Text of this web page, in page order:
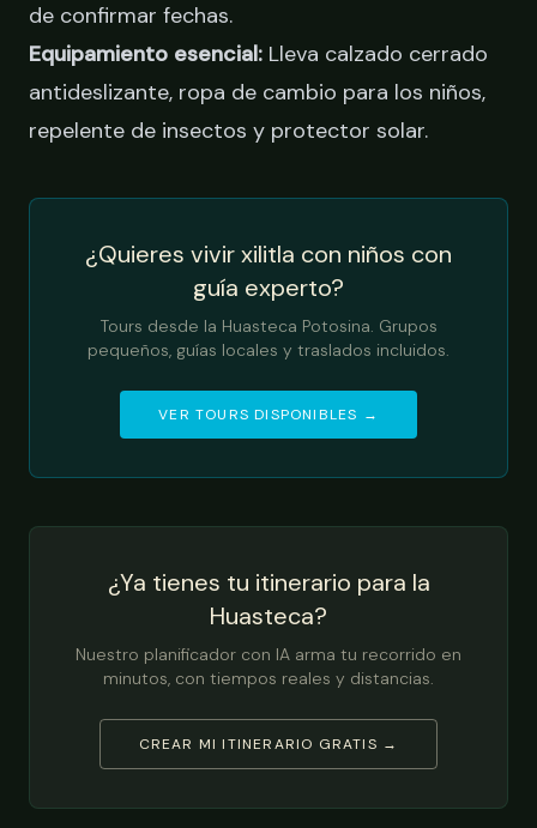
de confirmar fechas.
Equipamiento esencial: Lleva calzado cerrado
antideslizante, ropa de cambio para los niños,
repelente de insectos y protector solar.
¿Quieres vivir xilitla con niños con
guía experto?
Tours desde la Huasteca Potosina. Grupos
pequeños, guías locales y traslados incluidos.
VER TOURS DISPONIBLES →
¿Ya tienes tu itinerario para la
Huasteca?
Nuestro planificador con IA arma tu recorrido en
minutos, con tiempos reales y distancias.
CREAR MI ITINERARIO GRATIS →